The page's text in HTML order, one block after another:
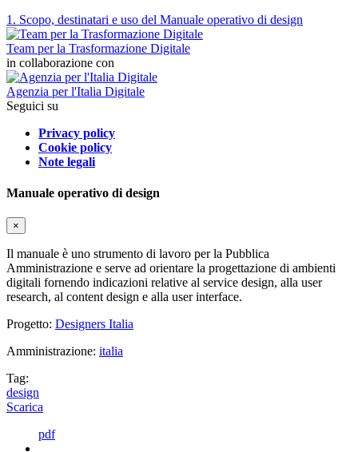
1. Scopo, destinatari e uso del Manuale operativo di design
Team per la Trasformazione Digitale
in collaborazione con
Agenzia per l'Italia Digitale
Seguici su
Privacy policy
Cookie policy
Note legali
Manuale operativo di design
×
Il manuale è uno strumento di lavoro per la Pubblica
Amministrazione e serve ad orientare la progettazione di ambienti
digitali fornendo indicazioni relative al service design, alla user
research, al content design e alla user interface.
Progetto: Designers Italia
Amministrazione: italia
Tag:
design
Scarica
pdf